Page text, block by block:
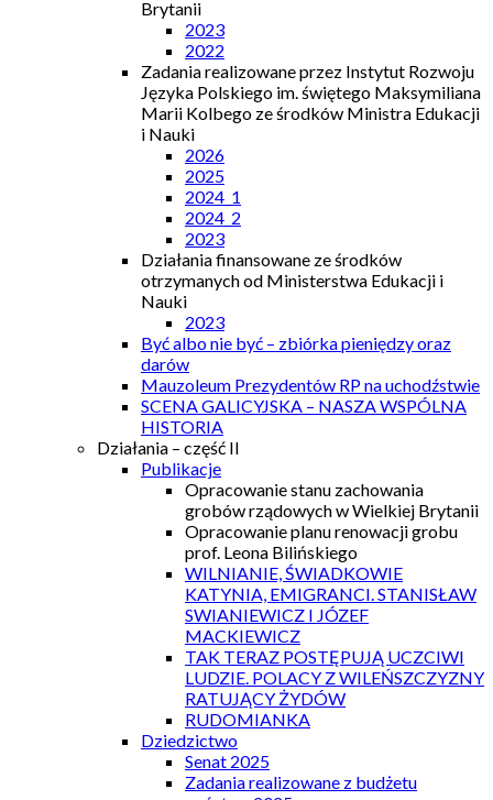
Brytanii
2023
2022
Zadania realizowane przez Instytut Rozwoju
Języka Polskiego im. świętego Maksymiliana
Marii Kolbego ze środków Ministra Edukacji
i Nauki
2026
2025
2024_1
2024_2
2023
Działania finansowane ze środków
otrzymanych od Ministerstwa Edukacji i
Nauki
2023
Być albo nie być – zbiórka pieniędzy oraz
darów
Mauzoleum Prezydentów RP na uchodźstwie
SCENA GALICYJSKA – NASZA WSPÓLNA
HISTORIA
Działania – część II
Publikacje
Opracowanie stanu zachowania
grobów rządowych w Wielkiej Brytanii
Opracowanie planu renowacji grobu
prof. Leona Bilińskiego
WILNIANIE, ŚWIADKOWIE
KATYNIA, EMIGRANCI. STANISŁAW
SWIANIEWICZ I JÓZEF
MACKIEWICZ
TAK TERAZ POSTĘPUJĄ UCZCIWI
LUDZIE. POLACY Z WILEŃSZCZYZNY
RATUJĄCY ŻYDÓW
RUDOMIANKA
Dziedzictwo
Senat 2025
Zadania realizowane z budżetu